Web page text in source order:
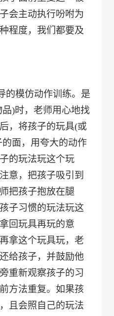
会主动执行吩咐为
程度，我们都要及
模仿动作训练。是
品)时，老师用心地找
，将孩子的玩具(或
面，用夸大的动作
的玩法玩这个玩
意，把孩子吸引到
把孩子抱放在腿
子习惯的玩法玩这
回玩具再玩的意
拿这个玩具玩，老
给孩子，并鼓励他
重新观察孩子的习
方法重复。如果孩
且会照自己的玩法